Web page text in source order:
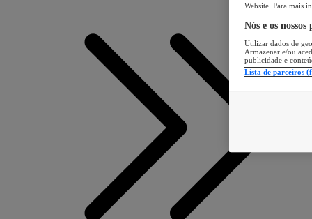
Website. Para mais
Nós e os
Utilizar dados de
Armazenar e/ou
publicidade e
Lista de parceiros